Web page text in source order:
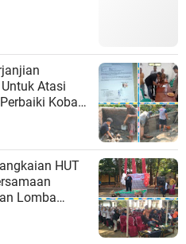
Atasi
Kobak
HUT
Lomba